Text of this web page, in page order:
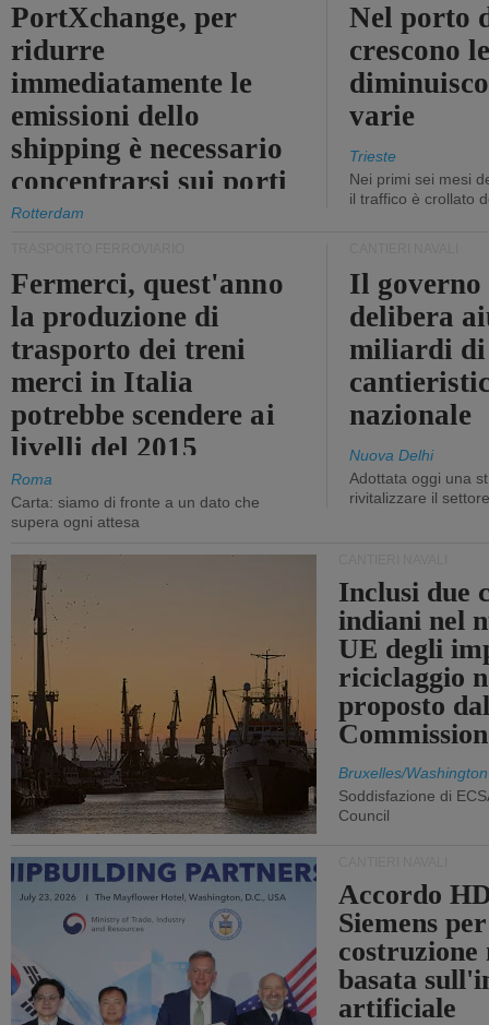
PortXchange, per
ridurre
immediatamente le
emissioni dello
shipping è necessario
concentrarsi sui porti
Rotterdam
Nel porto
crescono
varie
Trieste
Nei primi sei mesi
il traffico è crollato
Fermerci, quest'anno
la produzione di
trasporto dei treni
merci in Italia
potrebbe scendere ai
livelli del 2015
Roma
Carta: siamo di fronte a un dato che
supera ogni attesa
Il
delibera
miliardi
nazionale
Nuova Delhi
Adottata oggi una
rivitalizzare il settore
Inclusi due
indiani nel
UE degli
riciclaggio
proposto
Bruxelles/Washington
Soddisfazione di
Council
Accordo
Siemens
costruzione
basata
artificiale